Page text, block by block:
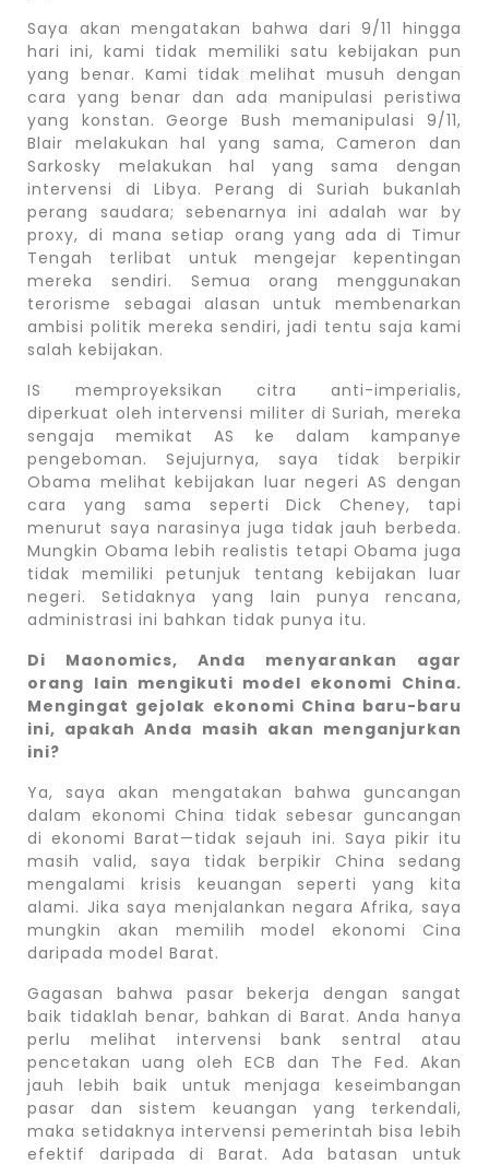
Saya akan mengatakan bahwa dari 9/11 hingga
hari ini, kami tidak memiliki satu kebijakan pun
yang benar. Kami tidak melihat musuh dengan
cara yang benar dan ada manipulasi peristiwa
yang konstan. George Bush memanipulasi 9/11,
Blair melakukan hal yang sama, Cameron dan
Sarkosky melakukan hal yang sama dengan
intervensi di Libya. Perang di Suriah bukanlah
perang saudara; sebenarnya ini adalah war by
proxy, di mana setiap orang yang ada di Timur
Tengah terlibat untuk mengejar kepentingan
mereka sendiri. Semua orang menggunakan
terorisme sebagai alasan untuk membenarkan
ambisi politik mereka sendiri, jadi tentu saja kami
salah kebijakan.
IS memproyeksikan citra anti-imperialis,
diperkuat oleh intervensi militer di Suriah, mereka
sengaja memikat AS ke dalam kampanye
pengeboman. Sejujurnya, saya tidak berpikir
Obama melihat kebijakan luar negeri AS dengan
cara yang sama seperti Dick Cheney, tapi
menurut saya narasinya juga tidak jauh berbeda.
Mungkin Obama lebih realistis tetapi Obama juga
tidak memiliki petunjuk tentang kebijakan luar
negeri. Setidaknya yang lain punya rencana,
administrasi ini bahkan tidak punya itu.
Di Maonomics, Anda menyarankan agar
orang lain mengikuti model ekonomi China.
Mengingat gejolak ekonomi China baru-baru
ini, apakah Anda masih akan menganjurkan
ini?
Ya, saya akan mengatakan bahwa guncangan
dalam ekonomi China tidak sebesar guncangan
di ekonomi Barat—tidak sejauh ini. Saya pikir itu
masih valid, saya tidak berpikir China sedang
mengalami krisis keuangan seperti yang kita
alami. Jika saya menjalankan negara Afrika, saya
mungkin akan memilih model ekonomi Cina
daripada model Barat.
Gagasan bahwa pasar bekerja dengan sangat
baik tidaklah benar, bahkan di Barat. Anda hanya
perlu melihat intervensi bank sentral atau
pencetakan uang oleh ECB dan The Fed. Akan
jauh lebih baik untuk menjaga keseimbangan
pasar dan sistem keuangan yang terkendali,
maka setidaknya intervensi pemerintah bisa lebih
efektif daripada di Barat. Ada batasan untuk